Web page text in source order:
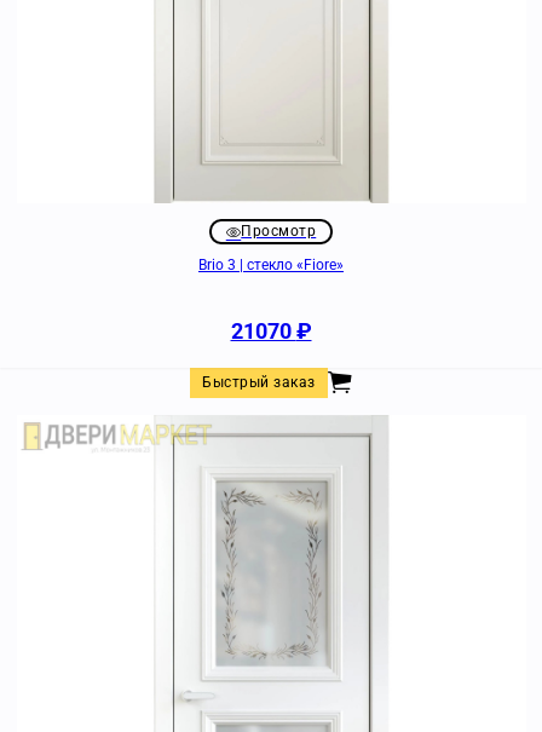
Просмотр
Brio 3 | стекло «Fiore»
21070₽
Быстрый заказ